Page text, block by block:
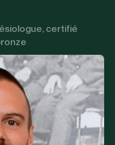
certifié